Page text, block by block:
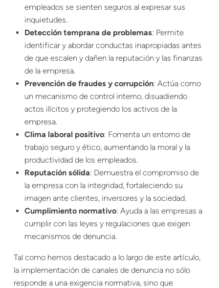
empleados se sienten seguros al expresar sus
inquietudes.
Detección temprana de problemas: Permite
identificar y abordar conductas inapropiadas antes
de que escalen y dañen la reputación y las finanzas
de la empresa.
Prevención de fraudes y corrupción: Actúa como
un mecanismo de control interno, disuadiendo
actos ilícitos y protegiendo los activos de la
empresa.
Clima laboral positivo: Fomenta un entorno de
trabajo seguro y ético, aumentando la moral y la
productividad de los empleados.
Reputación sólida: Demuestra el compromiso de
la empresa con la integridad, fortaleciendo su
imagen ante clientes, inversores y la sociedad.
Cumplimiento normativo: Ayuda a las empresas a
cumplir con las leyes y regulaciones que exigen
mecanismos de denuncia.
Tal como hemos destacado a lo largo de este artículo,
la implementación de canales de denuncia no sólo
responde a una exigencia normativa, sino que